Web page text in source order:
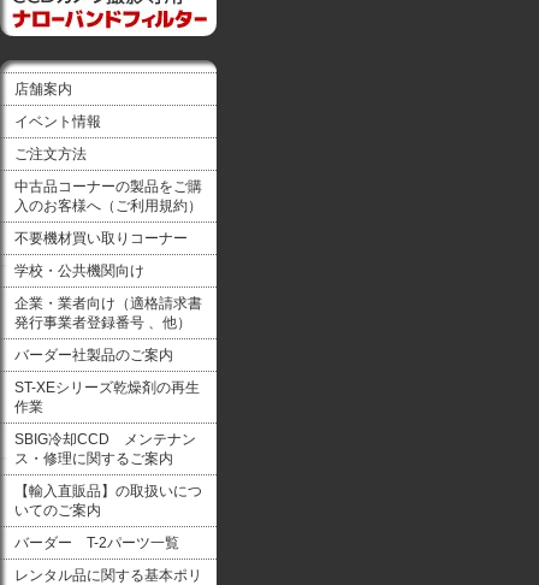
店舗案内
イベント情報
ご注文方法
中古品コーナーの製品をご購
入のお客様へ（ご利用規約）
不要機材買い取りコーナー
学校・公共機関向け
企業・業者向け（適格請求書
発行事業者登録番号 、他）
バーダー社製品のご案内
ST-XEシリーズ乾燥剤の再生
作業
SBIG冷却CCD メンテナン
ス・修理に関するご案内
【輸入直販品】の取扱いにつ
いてのご案内
バーダー T-2パーツ一覧
レンタル品に関する基本ポリ